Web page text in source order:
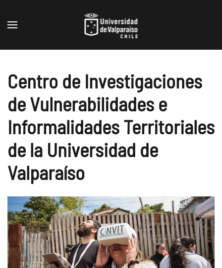
Skip to main content
Centro de Investigaciones
de Vulnerabilidades e
Informalidades Territoriales
de la Universidad de
Valparaíso